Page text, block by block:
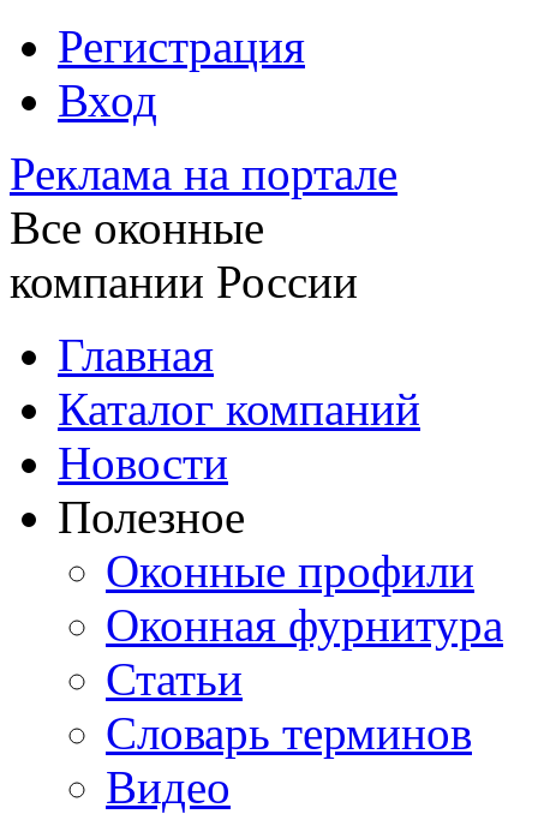
Регистрация
Вход
Реклама на портале
Все оконные
компании России
Главная
Каталог компаний
Новости
Полезное
Оконные профили
Оконная фурнитура
Статьи
Словарь терминов
Видео